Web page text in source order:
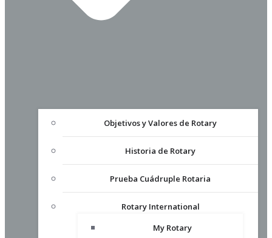
Objetivos y Valores de Rotary
Historia de Rotary
Prueba Cuádruple Rotaria
Rotary International
My Rotary